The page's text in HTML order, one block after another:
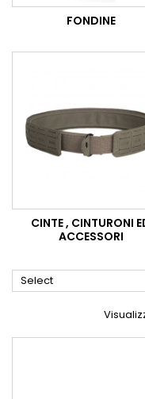
FONDINE
CINTE , CINTURONI
ACCESSORI
Select